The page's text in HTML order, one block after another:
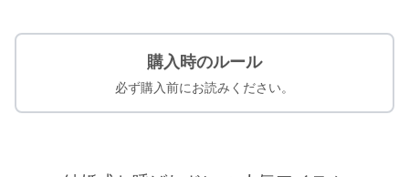
購入時のルール
必ず購入前にお読みください。